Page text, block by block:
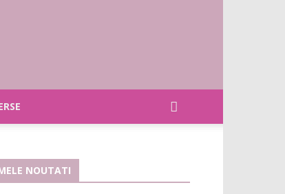
NOUTATI